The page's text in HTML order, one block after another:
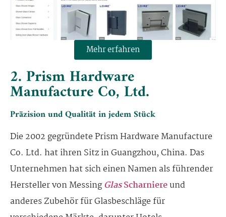
Mehr erfahren
2. Prism Hardware
Manufacture Co, Ltd.
Präzision und Qualität in jedem Stück
Die 2002 gegründete Prism Hardware Manufacture
Co. Ltd. hat ihren Sitz in Guangzhou, China. Das
Unternehmen hat sich einen Namen als führender
Hersteller von MessingGlasScharniereund
anderes Zubehör für Glasbeschläge für